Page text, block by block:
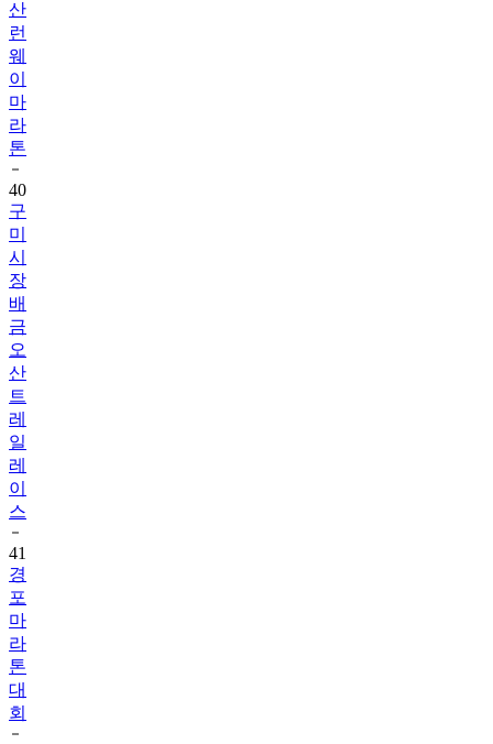
산
런
웨
이
마
라
톤
40
구
미
시
장
배
금
오
산
트
레
일
레
이
스
41
경
포
마
라
톤
대
회